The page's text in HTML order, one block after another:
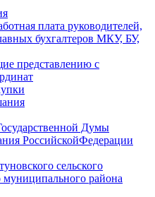
плата руководителей,
бухгалтеров МКУ, БУ,
представлению с
Думы
РоссийскойФедерации
сельского
муниципального района